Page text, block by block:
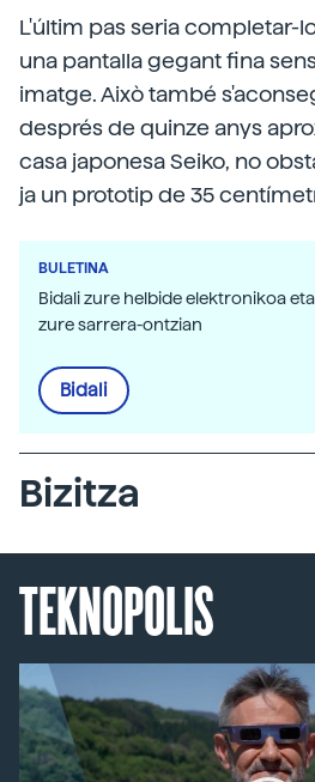
L'últim pas seria completar-
una pantalla gegant fina
imatge. Això també
després de quinze anys
casa japonesa Seiko, no
ja un prototip de 35
BULETINA
Bidali zure helbide elektronikoa
zure sarrera-ontzian
Bidali
Bizitza
TEKNOPOLIS